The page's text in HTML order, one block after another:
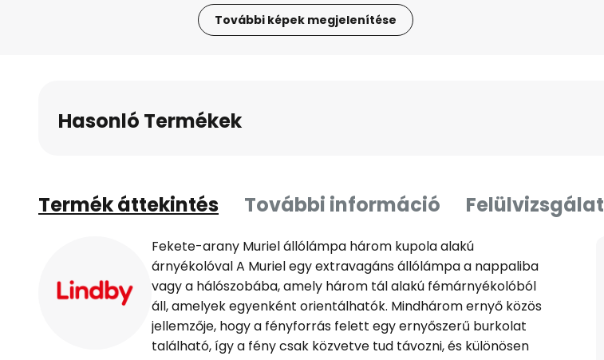
További képek megjelenítése
Hasonló Termékek
Termék áttekintés További információ Felülvizsgálat
Fekete-arany Muriel állólámpa három kupola alakú
árnyékolóval A Muriel egy extravagáns állólámpa a nappaliba
vagy a hálószobába, amely három tál alakú fémárnyékolóból
áll, amelyek egyenként orientálhatók. Mindhárom ernyő közös
jellemzője, hogy a fényforrás felett egy ernyőszerű burkolat
található, így a fény csak közvetve tud távozni, és különösen